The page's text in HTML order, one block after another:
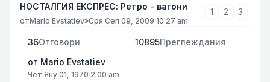
НОСТАЛГИЯ ЕКСПРЕС: Ретро - вагони
отMario Evstatiev»Сря Сеп 09, 2009 10:27 am
1 2 3
36Отговори 10895Преглеждания
от Mario Evstatiev
Чет Яну 01, 1970 2:00 am